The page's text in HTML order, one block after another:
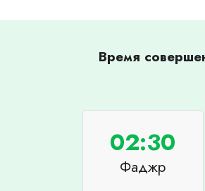
Время
02:30
Фаджр